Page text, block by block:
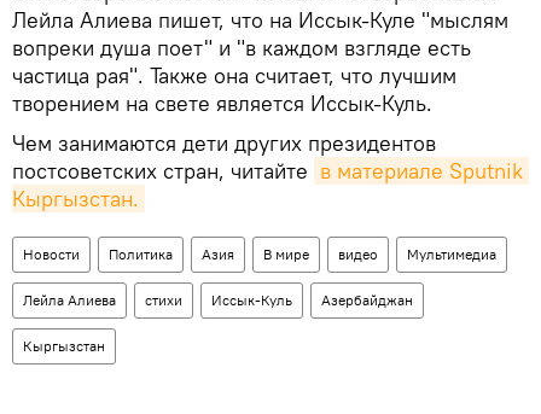
Лейла Алиева пишет, что на Иссык-Куле "мыслям
вопреки душа поет" и "в каждом взгляде есть
частица рая". Также она считает, что лучшим
творением на свете является Иссык-Куль.
Чем занимаются дети других президентов
постсоветских стран, читайте в материале Sputnik
Кыргызстан.
Новости Политика Азия В мире видео Мультимедиа
Лейла Алиева стихи Иссык-Куль Азербайджан
Кыргызстан